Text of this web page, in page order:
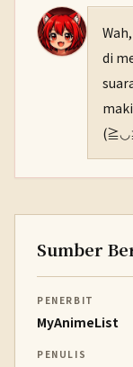
di
Sumber
PENERBIT
MyAnimeList
PENULIS